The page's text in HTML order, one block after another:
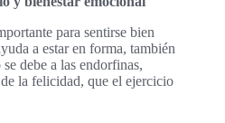
para sentirse bien
a estar en forma, también
debe a las endorfinas,
la felicidad, que el ejercicio